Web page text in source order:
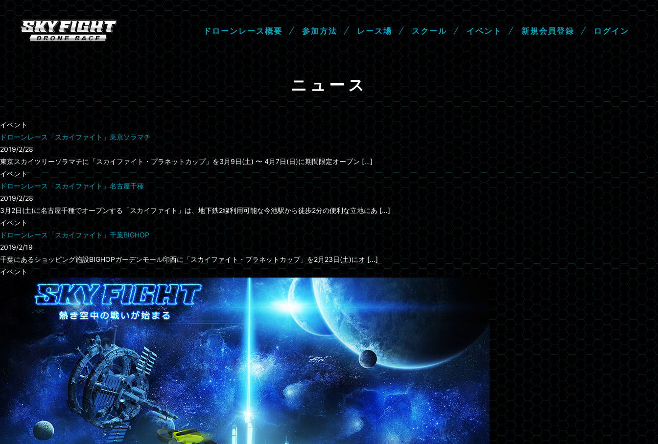
ド ロ ー ン レ ー ス概要 参加方法 レース場 ス クール イ ベ ン ト 新規会 員登録 ロ グイ ン
ニュース
イベント
ドローンレース「スカイファイト」東京ソラマチ
2019/2/28
東京スカイツリーソラマチに「スカイファイト・プラネットカップ」を3月9日(土) 〜 4月7日(日)に期間限定オープン […]
イベント
ドローンレース「スカイファイト」名古屋千種
2019/2/28
3月2日(土)に名古屋千種でオープンする「スカイファイト」は、地下鉄2線利用可能な今池駅から徒歩2分の便利な立地にあ […]
イベント
ドローンレース「スカイファイト」千葉BIGHOP
2019/2/19
千葉にあるショッピング施設BIGHOPガーデンモール印西に「スカイファイト・プラネットカップ」を2月23日(土)にオ […]
イベント